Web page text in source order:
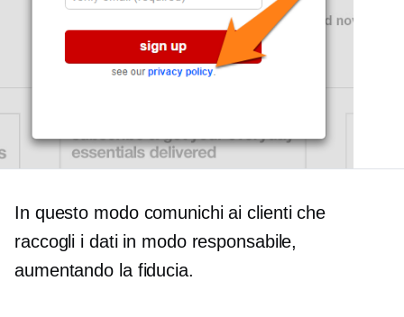
In questo modo comunichi ai clienti che
raccogli i dati in modo responsabile,
aumentando la fiducia.